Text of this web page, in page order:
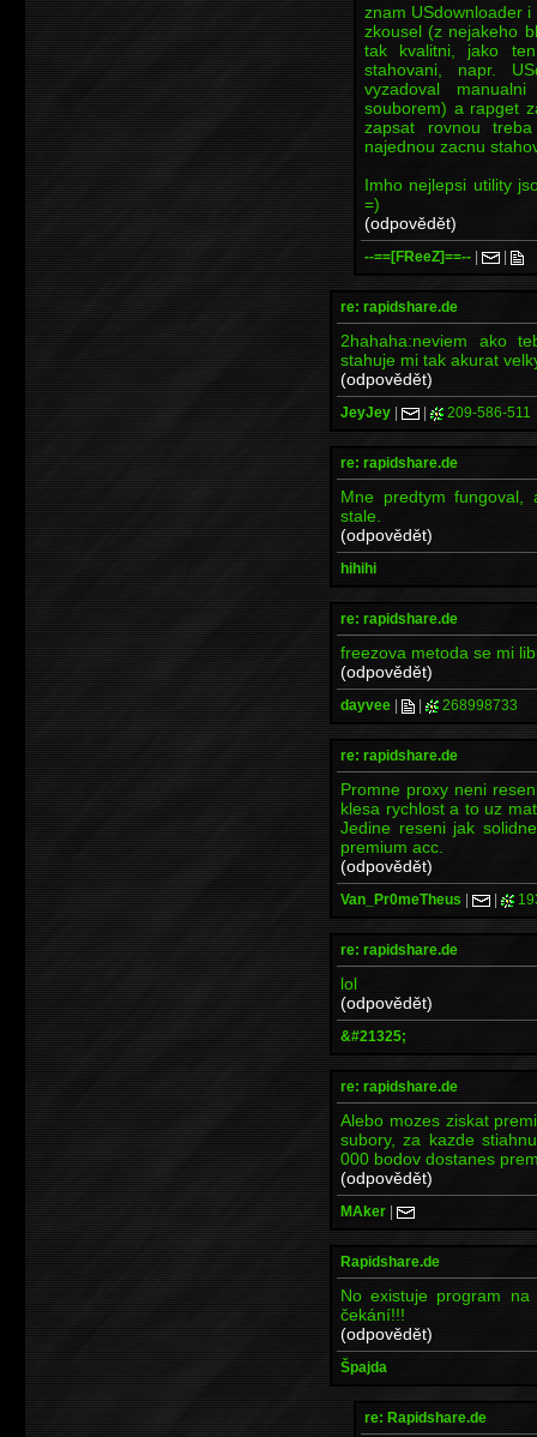
znam USdownloader
zkousel (z nejakeho
tak kvalitni, jako
stahovani, napr.
vyzadoval
souborem) a rapget
zapsat rovnou
najednou zacnu
Imho nejlepsi utility
=)
(odpovědět)
--==[FReeZ]==-- | |
re: rapidshare.de
2hahaha:neviem ako
stahuje mi tak akurat
(odpovědět)
JeyJey | | 209-586-511
re: rapidshare.de
Mne predtym
stale.
(odpovědět)
hihihi
re: rapidshare.de
freezova metoda se mi
(odpovědět)
dayvee | | 268998733
re: rapidshare.de
Promne proxy neni
klesa rychlost a to uz
Jedine reseni jak
premium acc.
(odpovědět)
Van_Pr0meTheus | |
re: rapidshare.de
lol
(odpovědět)
&#21325;
re: rapidshare.de
Alebo mozes ziskat
subory, za kazde
000 bodov dostanes
(odpovědět)
MAker |
Rapidshare.de
No existuje program
čekání!!!
(odpovědět)
Špajda
re: Rapidshare.de